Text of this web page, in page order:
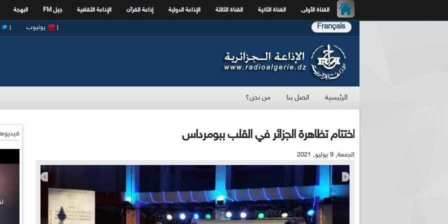
القناة الأولى القناة الثانية القناة الثالثة الإذاعة الدولية إذاعة القرآن الإذاعة الثقافية جيل FM البهجة
Français يوتيوب
الرئيسية اتصل بنا من نحن؟
اختتام تظاهرة الجزائر في القلب ببومرداس
الجمعة, 9 يوليو, 2021